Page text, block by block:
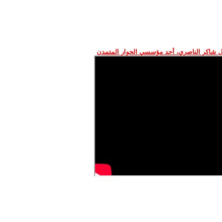
شاكر الناصري، أحد مؤسسي الحوار المتمدن